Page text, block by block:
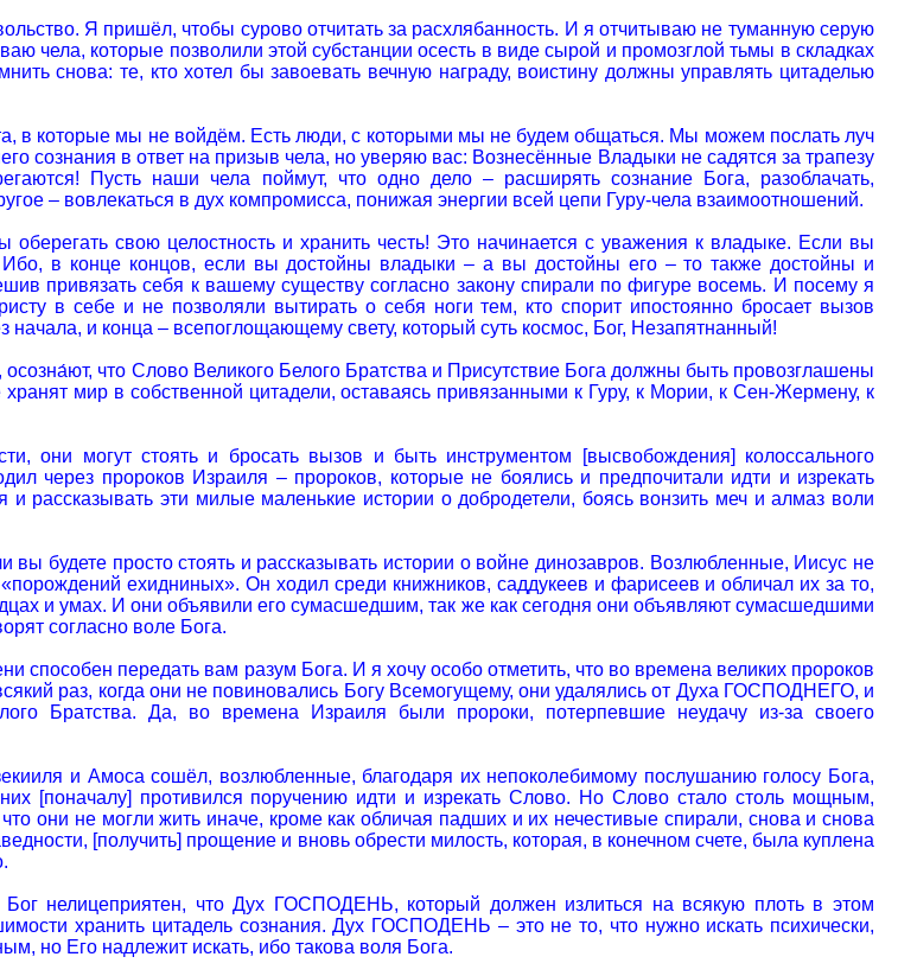
Я пришёл, чтобы сурово отчитать за расхлябанность. И я отчитываю не туманную серую
чела, которые позволили этой субстанции осесть в виде сырой и промозглой тьмы в складках
снова: те, кто хотел бы завоевать вечную награду, воистину должны управлять цитаделью
в которые мы не войдём. Есть люди, с которыми мы не будем общаться. Мы можем послать луч
сознания в ответ на призыв чела, но уверяю вас: Вознесённые Владыки не садятся за трапезу
Пусть наши чела поймут, что одно дело – расширять сознание Бога, разоблачать,
– вовлекаться в дух компромисса, понижая энергии всей цепи Гуру-чела взаимоотношений.
свою целостность и хранить честь! Это начинается с уважения к владыке. Если вы
Ибо, в конце концов, если вы достойны владыки – а вы достойны его – то также достойны и
привязать себя к вашему существу согласно закону спирали по фигуре восемь. И посему я
в себе и не позволяли вытирать о себя ноги тем, кто спорит ипостоянно бросает вызов
и конца – всепоглощающему свету, который суть космос, Бог, Незапятнанный!
осозна́ют, что Слово Великого Белого Братства и Присутствие Бога должны быть провозглашены
мир в собственной цитадели, оставаясь привязанными к Гуру, к Мории, к Сен-Жермену, к
они могут стоять и бросать вызов и быть инструментом [высвобождения] колоссального
через пророков Израиля – пророков, которые не боялись и предпочитали идти и изрекать
рассказывать эти милые маленькие истории о добродетели, боясь вонзить меч и алмаз воли
вы будете просто стоять и рассказывать истории о войне динозавров. Возлюбленные, Иисус не
ехидниных». Он ходил среди книжников, саддукеев и фарисеев и обличал их за то,
и умах. И они объявили его сумасшедшим, так же как сегодня они объявляют сумасшедшими
согласно воле Бога.
способен передать вам разум Бога. И я хочу особо отметить, что во времена великих пророков
раз, когда они не повиновались Богу Всемогущему, они удалялись от Духа ГОСПОДНЕГО, и
Братства. Да, во времена Израиля были пророки, потерпевшие неудачу из-за своего
и Амоса сошёл, возлюбленные, благодаря их непоколебимому послушанию голосу Бога,
[поначалу] противился поручению идти и изрекать Слово. Но Слово стало столь мощным,
они не могли жить иначе, кроме как обличая падших и их нечестивые спирали, снова и снова
[получить] прощение и вновь обрести милость, которая, в конечном счете, была куплена
Бог нелицеприятен, что Дух ГОСПОДЕНЬ, который должен излиться на всякую плоть в этом
хранить цитадель сознания. Дух ГОСПОДЕНЬ – это не то, что нужно искать психически,
но Его надлежит искать, ибо такова воля Бога.